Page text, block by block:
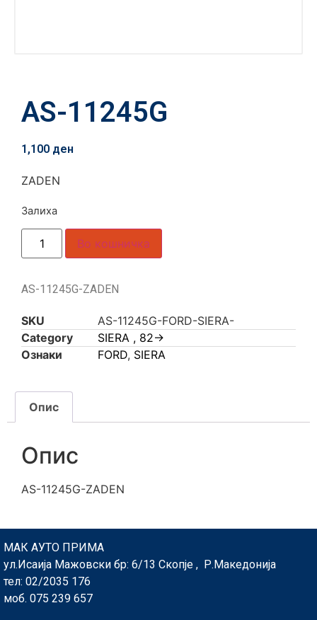
AS-11245G
1,100 ден
ZADEN
Залиха
Во кошничка
AS-11245G-ZADEN
SKU
AS-11245G-FORD-SIERA-
Category
SIERA , 82->
Ознаки
FORD, SIERA
Опис
Опис
AS-11245G-ZADEN
МАК АУТО ПРИМА
ул.Исаија Мажовски бр: 6/13 Скопје , Р.Македонија
тел: 02/2035 176
моб. 075 239 657